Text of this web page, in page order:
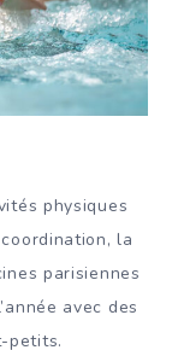
physiques
la
parisiennes
avec des
petits.